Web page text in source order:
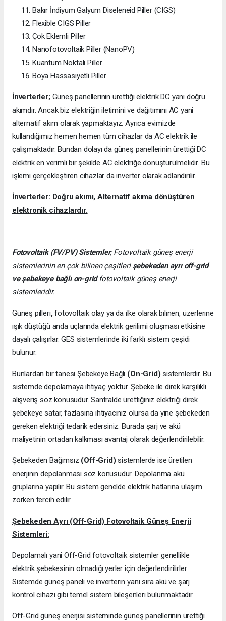
Bakır İndiyum Galyum Diseleneid Piller (CIGS)
Flexible CIGS Piller
Çok Eklemli Piller
Nanofotovoltaik Piller (NanoPV)
Kuantum Noktalı Piller
Boya Hassasiyetli Piller
İnverterler;Güneş panellerinin ürettiği elektrik DC yani doğru
akımdır. Ancak biz elektriğin iletimini ve dağıtımını AC yani
alternatif akım olarak yapmaktayız. Ayrıca evimizde
kullandığımız hemen hemen tüm cihazlar da AC elektrik ile
çalışmaktadır. Bundan dolayı da güneş panellerinin ürettiği DC
elektrik en verimli bir şekilde AC elektriğe dönüştürülmelidir. Bu
işlemi gerçekleştiren cihazlar da inverter olarak adlandırılır.
İnverterler: Doğru akımı, Alternatif akıma dönüştüren
elektronik cihazlardır.
Fotovoltaik (FV/PV) Sistemler; Fotovoltaik güneş enerji
sistemlerinin en çok bilinen çeşitleri şebekeden ayrı off-grid
ve şebekeye bağlı on-gridfotovoltaik güneş enerji
sistemleridir.
Güneş pilleri,fotovoltaik olay ya da ilke olarak bilinen, üzerlerine
ışık düştüğü anda uçlarında elektrik gerilimi oluşması etkisine
dayalı çalışırlar. GES sistemlerinde iki farklı sistem çeşidi
bulunur.
Bunlardan bir tanesi Şebekeye Bağlı (On-Grid) sistemlerdir. Bu
sistemde depolamaya ihtiyaç yoktur. Şebeke ile direk karşılıklı
alışveriş söz konusudur. Santralde ürettiğiniz elektriği direk
şebekeye satar, fazlasına ihtiyacınız olursa da yine şebekeden
gereken elektriği tedarik edersiniz. Burada şarj ve akü
maliyetinin ortadan kalkması avantaj olarak değerlendirilebilir.
Şebekeden Bağımsız (Off-Grid) sistemlerde ise üretilen
enerjinin depolanması söz konusudur. Depolanma akü
gruplarına yapılır. Bu sistem genelde elektrik hatlarına ulaşım
zorken tercih edilir.
Şebekeden Ayrı (Off-Grid) Fotovoltaik Güneş Enerji
Sistemleri:
Depolamalı yani Off-Grid fotovoltaik sistemler genellikle
elektrik şebekesinin olmadığı yerler için değerlendirilirler.
Sistemde güneş paneli ve inverterin yanı sıra akü ve şarj
kontrol cihazı gibi temel sistem bileşenleri bulunmaktadır.
Off-Grid güneş enerjisi sisteminde güneş panellerinin ürettiği